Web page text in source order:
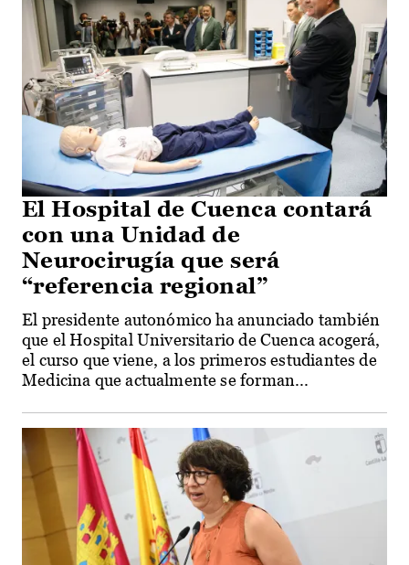
El Hospital de Cuenca contará
con una Unidad de
Neurocirugía que será
“referencia regional”
El presidente autonómico ha anunciado también
que el Hospital Universitario de Cuenca acogerá,
el curso que viene, a los primeros estudiantes de
Medicina que actualmente se forman...